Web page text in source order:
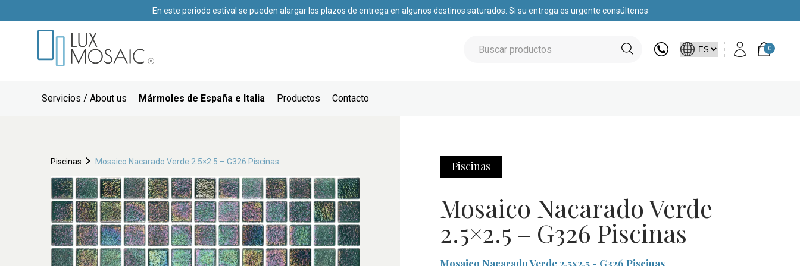
En este periodo estival se pueden alargar los plazos de entrega en algunos destinos saturados. Si su entrega es urgente consúltenos
0
Servicios / About us Mármoles de España e Italia Productos Contacto
Piscinas Mosaico Nacarado Verde 2.5×2.5 – G326 Piscinas Piscinas
Mosaico Nacarado Verde
2.5×2.5 – G326 Piscinas
Mosaico Nacarado Verde 2.5x2.5 - G326 Piscinas